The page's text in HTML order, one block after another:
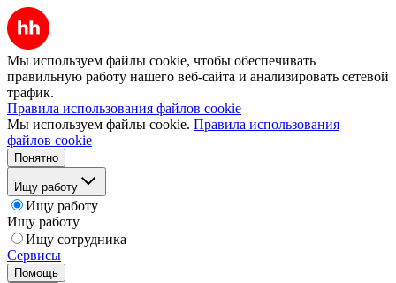
Мы используем файлы cookie, чтобы обеспечивать
правильную работу нашего веб-сайта и анализировать сетевой
трафик.
Правила использования файлов cookie
Мы используем файлы cookie. Правила использования
файлов cookie
Понятно
Ищу работу
Ищу работу
Ищу работу
Ищу сотрудника
Сервисы
Помощь